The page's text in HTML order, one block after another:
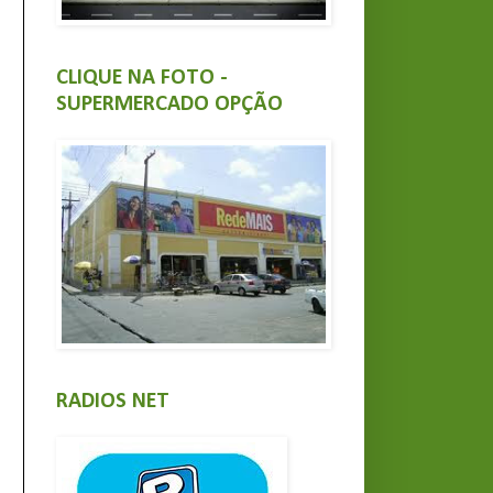
CLIQUE NA FOTO -
SUPERMERCADO OPÇÃO
RADIOS NET